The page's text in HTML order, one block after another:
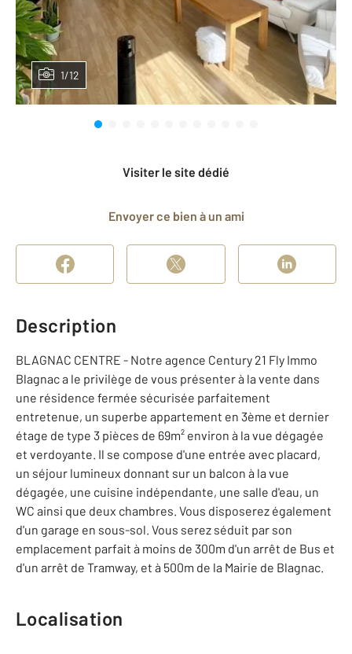
1/12
Visiter le site dédié
Envoyer ce bien à un ami
Description
BLAGNAC CENTRE - Notre agence Century 21 Fly Immo
Blagnac a le privilège de vous présenter à la vente dans
une résidence fermée sécurisée parfaitement
entretenue, un superbe appartement en 3ème et dernier
étage de type 3 pièces de 69m² environ à la vue dégagée
et verdoyante. Il se compose d'une entrée avec placard,
un séjour lumineux donnant sur un balcon à la vue
dégagée, une cuisine indépendante, une salle d'eau, un
WC ainsi que deux chambres. Vous disposerez également
d'un garage en sous-sol. Vous serez séduit par son
emplacement parfait à moins de 300m d'un arrêt de Bus et
d'un arrêt de Tramway, et à 500m de la Mairie de Blagnac.
Localisation